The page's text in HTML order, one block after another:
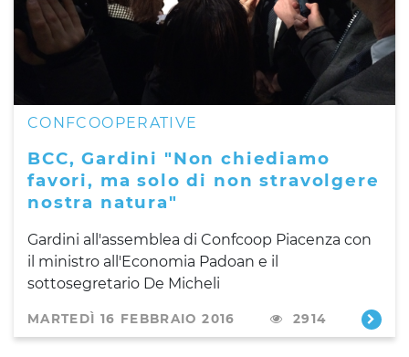
CONFCOOPERATIVE
BCC, Gardini "Non chiediamo
favori, ma solo di non stravolgere
nostra natura"
Gardini all'assemblea di Confcoop Piacenza con
il ministro all'Economia Padoan e il
sottosegretario De Micheli
MARTEDÌ 16 FEBBRAIO 2016 2914